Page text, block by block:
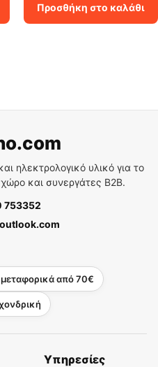
1.00€.είναι:
0.70€.
Προσθήκη στο καλάθι
ηλεκτρολογικό υλικό για το
και συνεργάτες B2B.
από 70€
Υπηρεσίες